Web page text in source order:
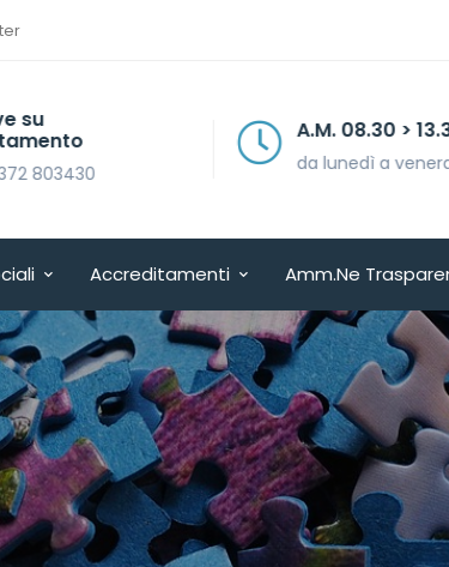
su
803430
A.M. 08.30 > 13.30
da lunedì a venerdì
Accreditamenti Amm.ne